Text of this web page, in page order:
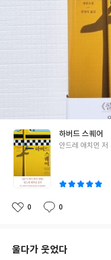
가 되어주지 않을까 싶다.
앞둔 아들이지만 어쩐지
스 투어를 핑계로 불현듯
와의 추억이 곳곳에 깃든
다. 너무나 다른 둘이었기
과연 어떠한 국면을 맞이
"
카페에서 서로를 찾아내
랑스에 대해 프랑스어로
와 스토로우 거리를 달리
힐과 백 베이와 에스플러
불빛들을 보며 거리를 달
나는 하버드 광장에서 칼
인사말을 쏟아내서 나를
도서를 협찬받아 주관적인
하버드 스퀘어
글
안드레 애치먼 저
좋
0
댓
0
작
울다가 웃었다